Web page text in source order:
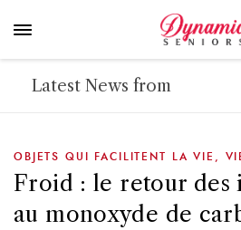
Latest News from
OBJETS QUI FACILITENT LA VIE
Froid : le retour des
au monoxyde de